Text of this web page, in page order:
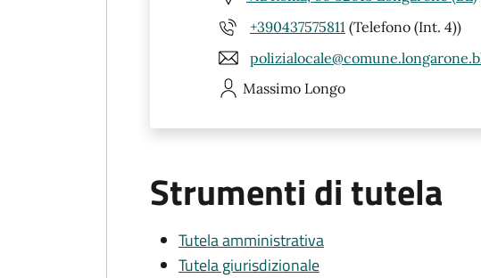
+390437575811 (Telefono (Int. 4))
Massimo Longo
Strumenti di tutela
Tutela amministrativa
Tutela giurisdizionale